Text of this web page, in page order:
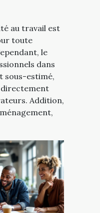
au travail est
toute
le
dans
sous-estimé,
Addition,